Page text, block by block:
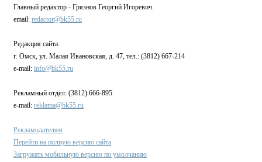
Главный редактор - Грязнов Георгий Игоревич.
email: redactor@bk55.ru
Редакция сайта:
г. Омск, ул. Малая Ивановская, д. 47, тел.: (3812) 667-214
e-mail: info@bk55.ru
Рекламный отдел: (3812) 666-895
e-mail: reklama@bk55.ru
Рекламодателям
Перейти на полную версию сайта
Загружать мобильную версию по умолчанию